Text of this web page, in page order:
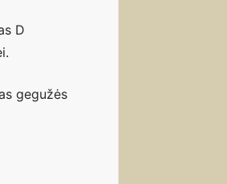
D
gegužės